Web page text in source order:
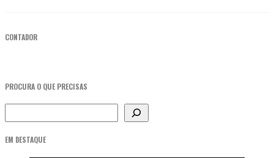
CONTADOR
PROCURA O QUE PRECISAS
EM DESTAQUE